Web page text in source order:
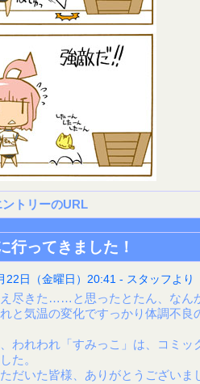
ントリーのURL
行ってきました！
22日（金曜日）20:41 - スタッフより
尽きた……と思ったとたん、なん
と気温の変化ですっかり体調不良
われわれ「すみっこ」は、コミ
た。
だいた皆様、ありがとうございま